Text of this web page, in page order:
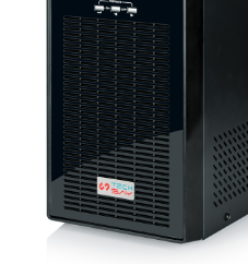
روش های تخلیه